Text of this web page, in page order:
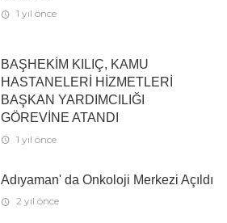
1 yıl önce
BAŞHEKİM KILIÇ, KAMU
HASTANELERİ HİZMETLERİ
BAŞKAN YARDIMCILIĞI
GÖREVİNE ATANDI
1 yıl önce
Adıyaman' da Onkoloji Merkezi Açıldı
2 yıl önce